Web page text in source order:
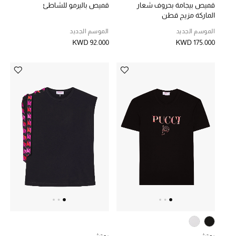
أبرز المصممين
الجمال
خصومات
العطور
قميص بيجامة بحروف شعار
الماركة مزيج قطن
الموسم الجديد
KWD 175.000
قميص باليرمو للشاطئ
الموسم الجديد
KWD 92.000